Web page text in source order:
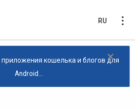
RU
×
кошелька и блогов для
Android...